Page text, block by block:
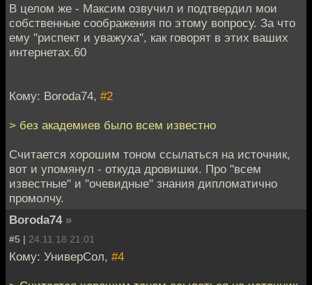
В целом же - Максим озвучил и подтвердил мои
собственные соображения по этому вопросу. За что
ему "риспект и уважуха", как говорят в этих ваших
интернетах.60
Кому: Boroda74, #2
> без академиев было всем известно
Считается хорошим тоном ссылаться на источник,
вот и упомянул - откуда дровишки. Про "всем
известные" и "очевидные" знания дипломатично
промолчу.
Boroda74 »
#5 | 24.11.18 21:01
Кому: УниверСол, #4